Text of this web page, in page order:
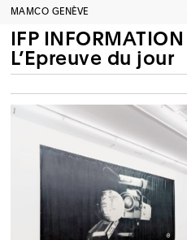
MAMCO GENÈVE
L’Epreuve du jour